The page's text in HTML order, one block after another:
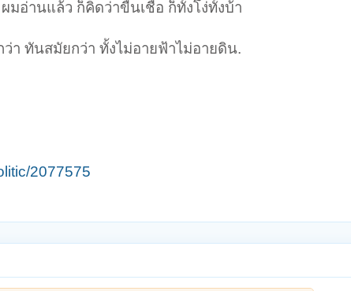
มอ่านแล้ว ก็คิดว่าขืนเชื่อ ก็ทั้งโง่ทั้งบ้า
า ทันสมัยกว่า ทั้งไม่อายฟ้าไม่อายดิน.
2077575